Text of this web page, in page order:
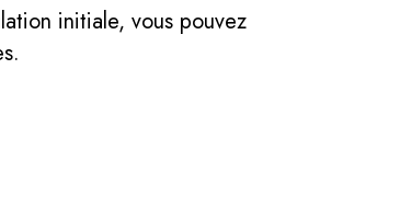
initiale, vous pouvez